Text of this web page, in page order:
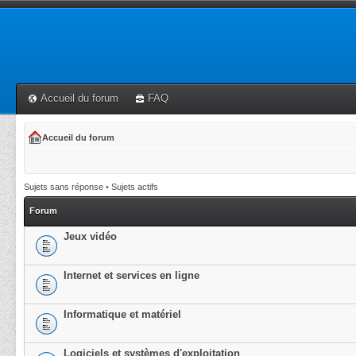
Accueil du forum FAQ
Accueil du forum
Sujets sans réponse • Sujets actifs
Forum
Jeux vidéo
Internet et services en ligne
Informatique et matériel
Logiciels et systèmes d'exploitation